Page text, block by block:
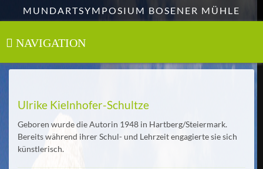
MUNDARTSYMPOSIUM BOSENER MÜHLE
NAVIGATION
Toggle
Ulrike Kielnhofer-Schultze
Geboren wurde die Autorin 1948 in Hartberg/Steiermark.
Bereits während ihrer Schul- und Lehrzeit engagierte sie sich
künstlerisch.